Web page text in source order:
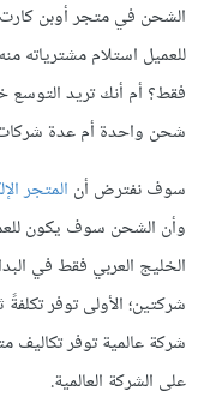
الشحن في متجر أوبن
للعميل استلام مشترياته
فقط؟ أم أنك تريد
شحن واحدة أم عدة
سوف نفترض أن المتجر
وأن الشحن سوف يكون
الخليج العربي فقط في
شركتين؛ الأولى توفر
شركة عالمية توفر تكاليف
على الشركة العالمية.